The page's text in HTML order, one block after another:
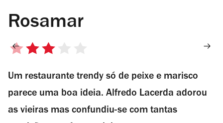
Rosamar
3/5
Um restaurante trendy só de peixe e marisco
parece uma boa ideia. Alfredo Lacerda adorou
as vieiras mas confundiu-se com tantas